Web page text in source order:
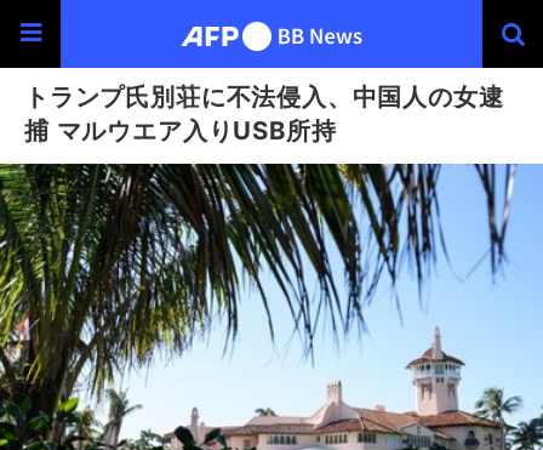
トランプ氏別荘に不法侵入、中国人の女逮
捕 マルウエア入りUSB所持